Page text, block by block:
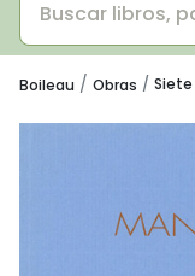
Boileau Obras